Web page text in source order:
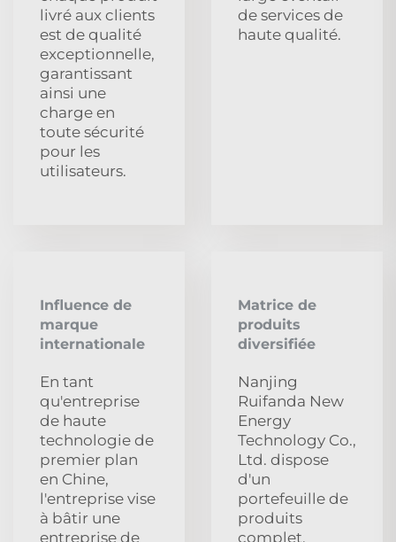
livré aux clients
est de qualité
exceptionnelle,
garantissant
ainsi une
charge en
toute sécurité
pour les
utilisateurs.
de services de
haute qualité.
Influence de
marque
internationale
En tant
qu'entreprise
de haute
technologie de
premier plan
en Chine,
l'entreprise vise
à bâtir une
entreprise de
Matrice de
produits
diversifiée
Nanjing
Ruifanda New
Energy
Technology Co.,
Ltd. dispose
d'un
portefeuille de
produits
complet,